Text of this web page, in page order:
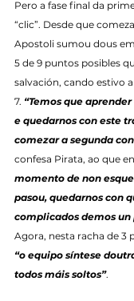
Pero a fase final da
“clic”. Desde que
Apostoli sumou dous
5 de 9 puntos posibles
salvación, cando estivo
7. “Temos que
e quedarnos con este
comezar a segunda
confesa Pirata, ao que
momento de non
pasou, quedarnos con
complicados demos un
Agora, nesta racha de 3
“o equipo síntese
todos máis soltos”.